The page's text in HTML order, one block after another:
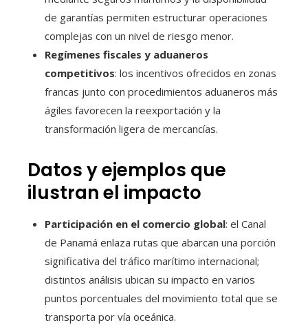
de garantías permiten estructurar operaciones
complejas con un nivel de riesgo menor.
Regímenes fiscales y aduaneros
competitivos: los incentivos ofrecidos en zonas
francas junto con procedimientos aduaneros más
ágiles favorecen la reexportación y la
transformación ligera de mercancías.
Datos y ejemplos que
ilustran el impacto
Participación en el comercio global: el Canal
de Panamá enlaza rutas que abarcan una porción
significativa del tráfico marítimo internacional;
distintos análisis ubican su impacto en varios
puntos porcentuales del movimiento total que se
transporta por vía oceánica.